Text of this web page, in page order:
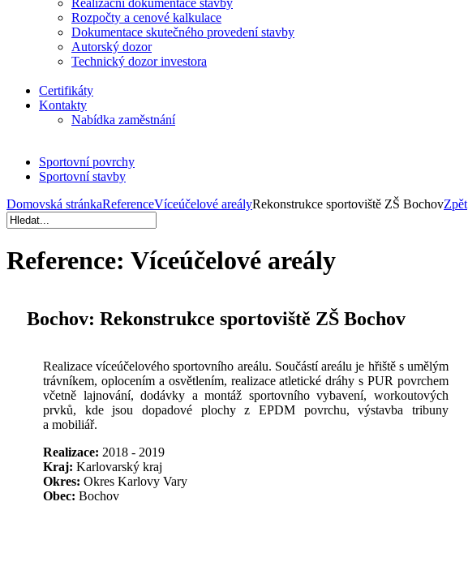
Realizační dokumentace stavby
Rozpočty a cenové kalkulace
Dokumentace skutečného provedení stavby
Autorský dozor
Technický dozor investora
Certifikáty
Kontakty
Nabídka zaměstnání
Sportovní povrchy
Sportovní stavby
Domovská stránkaReferenceVíceúčelové areályRekonstrukce sportoviště ZŠ BochovZpět
Reference: Víceúčelové areály
Bochov: Rekonstrukce sportoviště ZŠ Bochov
Realizace víceúčelového sportovního areálu. Součástí areálu je hřiště s umělým
trávníkem, oplocením a osvětlením, realizace atletické dráhy s PUR povrchem
včetně lajnování, dodávky a montáž sportovního vybavení, workoutových
prvků, kde jsou dopadové plochy z EPDM povrchu, výstavba tribuny
a mobiliář.
Realizace: 2018 - 2019
Kraj: Karlovarský kraj
Okres: Okres Karlovy Vary
Obec: Bochov